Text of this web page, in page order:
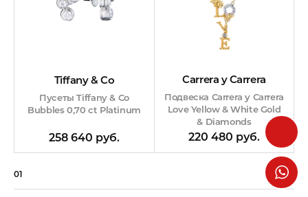
Tiffany & Co
Пусеты Tiffany & Co
Bubbles 0,70 ct Platinum
258 640 руб.
Carrera y Carrera
Подвеска Carrera y Carrera
Love Yellow & White Gold
& Diamonds
220 480 руб.
01 07